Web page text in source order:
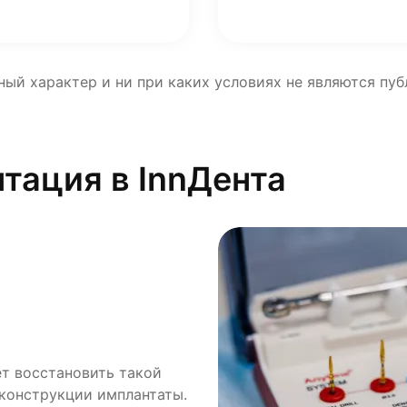
характер и ни при каких условиях не являются
в InnДента
восстановить такой
имплантаты.
мост и даже при
которые
уже после